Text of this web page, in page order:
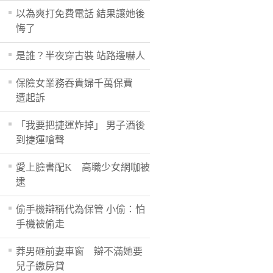
以為爽打免費電話 結果讓她後
悔了
是誰？半夜穿古裝 站路邊嚇人
保險女業務吞貴婦千萬保費
遭起訴
「我要把捷運炸掉」 男子酒後
到捷運嗆聲
愛上臉書配K 高職少女網咖被
逮
偷手機辯稱代為保管 小偷：怕
手機被偷走
莽男砸前妻車窗 辯不滿她要
兒子繳房貸